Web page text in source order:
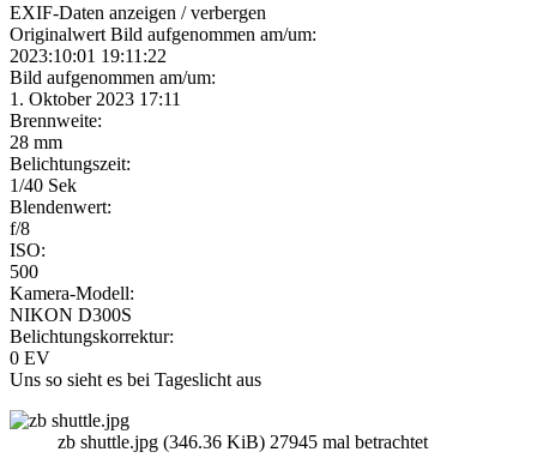
EXIF-Daten anzeigen / verbergen
Originalwert Bild aufgenommen am/um:
2023:10:01 19:11:22
Bild aufgenommen am/um:
1. Oktober 2023 17:11
Brennweite:
28 mm
Belichtungszeit:
1/40 Sek
Blendenwert:
f/8
ISO:
500
Kamera-Modell:
NIKON D300S
Belichtungskorrektur:
0 EV
Uns so sieht es bei Tageslicht aus
zb shuttle.jpg (346.36 KiB) 27945 mal betrachtet